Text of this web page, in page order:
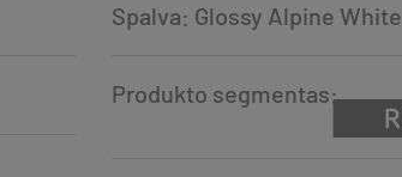
Spalva: Glossy Alpine White
Produkto segmentas: